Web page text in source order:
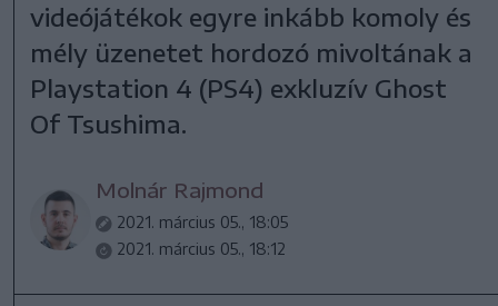
videójátékok egyre inkább komoly és
mély üzenetet hordozó mivoltának a
Playstation 4 (PS4) exkluzív Ghost
Of Tsushima.
Molnár Rajmond
2021. március 05., 18:05
2021. március 05., 18:12